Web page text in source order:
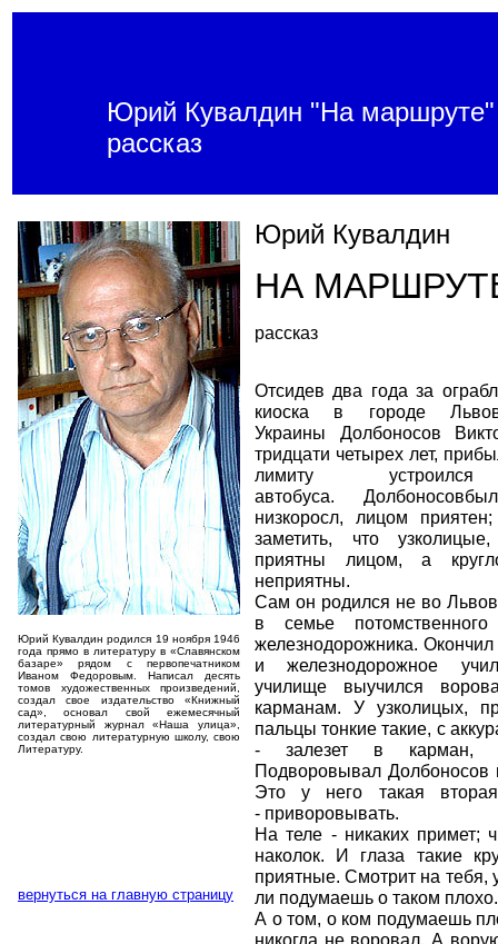
Юрий Кувалдин "На маршруте"
рассказ
Юрий Кувалдин родился 19 ноября 1946
года прямо в литературу в «Славянском
базаре» рядом с первопечатником
Иваном Федоровым. Написал десять
томов художественных произведений,
создал свое издательство «Книжный
сад», основал свой ежемесячный
литературный журнал «Наша улица»,
создал свою литературную школу, свою
Литературу.
вернуться на главную страницу
Юрий Кувалдин
НА
рассказ
Отсидев два года за
киоска в городе
Украины Долбоносов
тридцати четырех лет,
лимиту
автобуса.
низкоросл, лицом
заметить, что
приятны лицом, а
неприятны.
Сам он родился не во
в семье
железнодорожника. Окончил
и железнодорожное
училище выучился
карманам. У узколицых,
пальцы тонкие такие, с
- залезет в карман,
Подворовывал Долбоносов
Это у него такая
- приворовывать.
На теле - никаких примет;
наколок. И глаза такие
приятные. Смотрит на тебя,
ли подумаешь о таком плохо.
А о том, о ком подумаешь
никогда не воровал. А